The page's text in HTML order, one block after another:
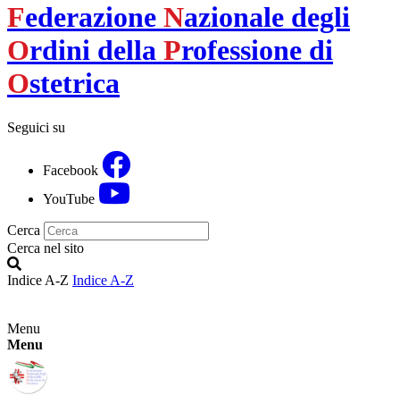
Federazione Nazionale degli
Ordini della Professione di
Ostetrica
Seguici su
Facebook
YouTube
Cerca
Cerca nel sito
Indice A-Z Indice A-Z
Menu
Menu